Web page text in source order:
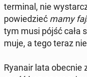
ter­mi­nal, nie
po­wie­dzieć mamy
tym musi pójść cała
mu­je, a tego teraz
Ryanair lata obecnie